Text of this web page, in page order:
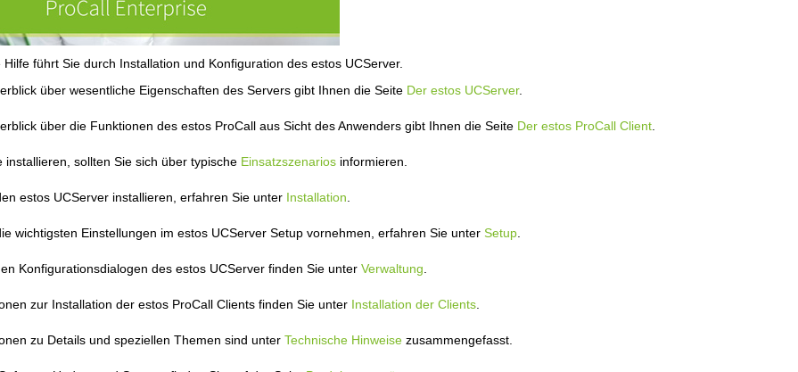
Hilfe führt Sie durch Installation und Konfiguration des estos UCServer.
über wesentliche Eigenschaften des Servers gibt Ihnen die Seite Der estos UCServer.
über die Funktionen des estos ProCall aus Sicht des Anwenders gibt Ihnen die Seite Der estos ProCall Client
installieren, sollten Sie sich über typische Einsatzszenarios informieren.
estos UCServer installieren, erfahren Sie unter Installation
wichtigsten Einstellungen im estos UCServer Setup vornehmen, erfahren Sie unter Setup
Konfigurationsdialogen des estos UCServer finden Sie unter Verwaltung
zur Installation der estos ProCall Clients finden Sie unter Installation der Clients
zu Details und speziellen Themen sind unter Technische Hinweise zusammengefasst.